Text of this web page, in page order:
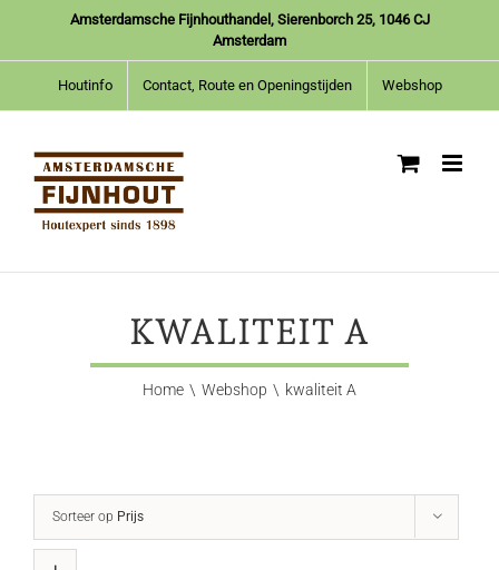
inhoud
Amsterdamsche Fijnhouthandel, Sierenborch 25, 1046 CJ
Amsterdam
Houtinfo Contact, Route en Openingstijden Webshop
KWALITEIT A
Home Webshop kwaliteit A
Sorteer op Prijs